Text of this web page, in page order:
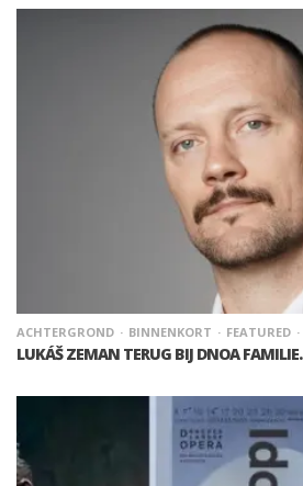
ACHTERGROND BINNENKORT FEATURED
LUKÁŠ ZEMAN TERUG BIJ DNOA FAMILIE.